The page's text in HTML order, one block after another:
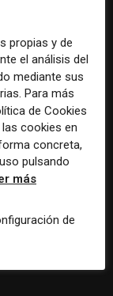
la
y el
especializado
las normas
artificial se
propias y de
el análisis del
mediante sus
Para más
de Cookies
cookies en
concreta,
pulsando
más
de